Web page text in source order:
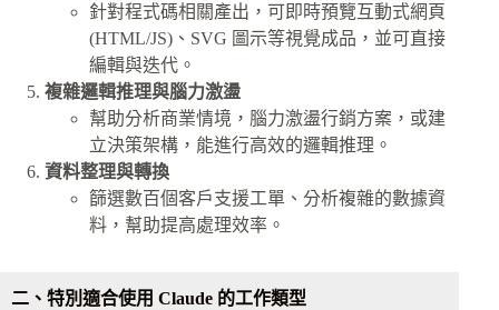
針對程式碼相關產出，可即時預覽互動式網頁
(HTML/JS)、SVG 圖示等視覺成品，並可直接
編輯與迭代。
複雜邏輯推理與腦力激盪
幫助分析商業情境，腦力激盪行銷方案，或建
立決策架構，能進行高效的邏輯推理。
資料整理與轉換
篩選數百個客戶支援工單、分析複雜的數據資
料，幫助提高處理效率。
二、特別適合使用 Claude 的工作類型